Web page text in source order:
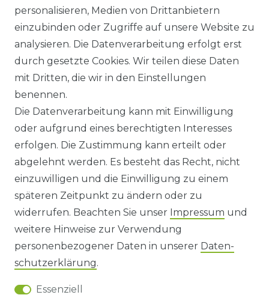
HILFE
KONTAKT
ANFAHRT
WIDERRUFS­FORMULAR
HINWEISE ZUR BATTERIEENTSORGUNG
IMPRESSUM
AGB UND KUNDENINFORMATIONEN
DATENSCHUTZERKLÄRUNG
BARRIEREFREIHEIT
personalisieren, Medien von Drittanbietern
einzubinden oder Zugriffe auf unsere Website zu
analysieren. Die Datenverarbeitung erfolgt erst
durch gesetzte Cookies. Wir teilen diese Daten
mit Dritten, die wir in den Einstellungen
benennen.
Die Datenverarbeitung kann mit Einwilligung
oder aufgrund eines berechtigten Interesses
erfolgen. Die Zustimmung kann erteilt oder
abgelehnt werden. Es besteht das Recht, nicht
einzuwilligen und die Einwilligung zu einem
späteren Zeitpunkt zu ändern oder zu
widerrufen. Beachten Sie unser Impressum und
weitere Hinweise zur Verwendung
personenbezogener Daten in unserer Daten­
schutz­erklärung.
Essenziell